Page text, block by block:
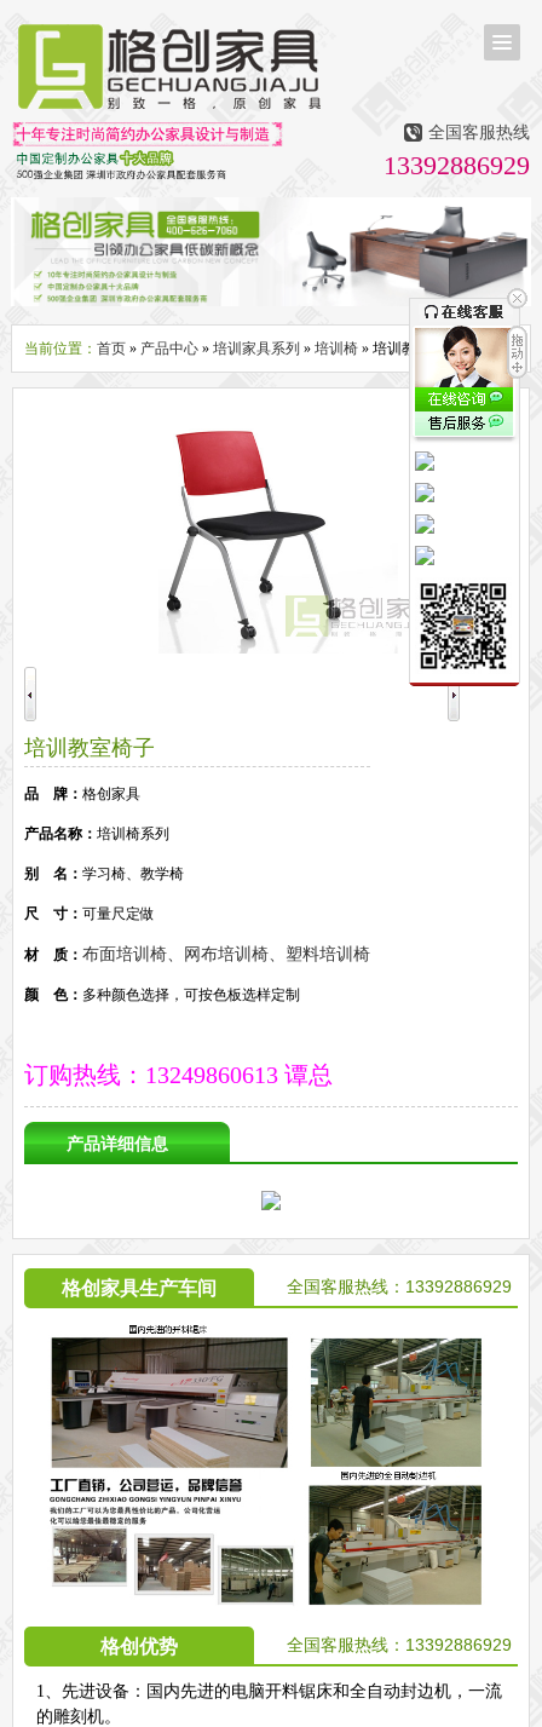
首页
茶台茶桌
多媒体会议室家具
办公屏风隔断系列
办公屏风卡位
高隔断墙 折叠屏风
组合职员台
办公桌系列
经理办公桌
会议桌
办公椅系列
茶几
间隔柜 矮柜 实木文件柜
钢制文件柜
培训桌
公共区域家具系列
高铁车站候车椅
酒店公寓家具
他们正在使用格创家具
格创动态
行业动态 家具常识
走进格创家具
联系北琛深圳办公家具厂
关于北琛品牌办公家具 企业文化
全国客服热线
13392886929
当前位置： 首页» 产品中心» 培训家具系列 » 培训椅» 培训教室椅子
培训教室椅子
品 牌： 格创家具
产品名称： 培训椅系列
别 名： 学习椅、教学椅
尺 寸： 可量尺定做
材 质： 布面培训椅、网布培训椅、塑料培训椅
颜 色： 多种颜色选择，可按色板选样定制
订购热线：13249860613 谭总
产品详细信息
格创家具生产车间 全国客服热线：13392886929
格创优势 全国客服热线：13392886929
1、先进设备：国内先进的电脑开料锯床和全自动封边机，一流
的雕刻机。